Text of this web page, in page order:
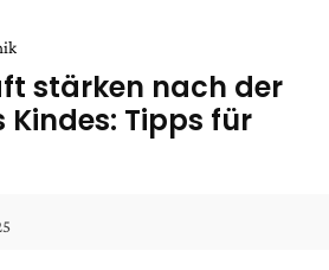
stärken nach der
Kindes: Tipps für